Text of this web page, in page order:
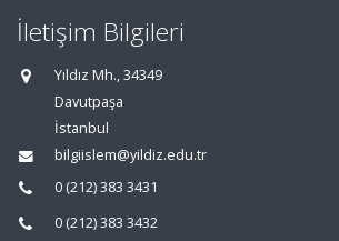
İletişim Bilgileri
Yıldız Mh., 34349
Davutpaşa
İstanbul
bilgiislem@yildiz.edu.tr
0 (212) 383 3431
0 (212) 383 3432